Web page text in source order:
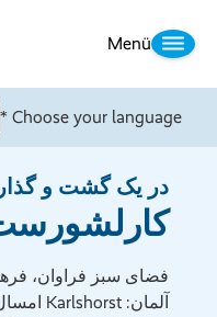
Menü
Choose your language *
در یک گشت و
فضای سبز فراوان،